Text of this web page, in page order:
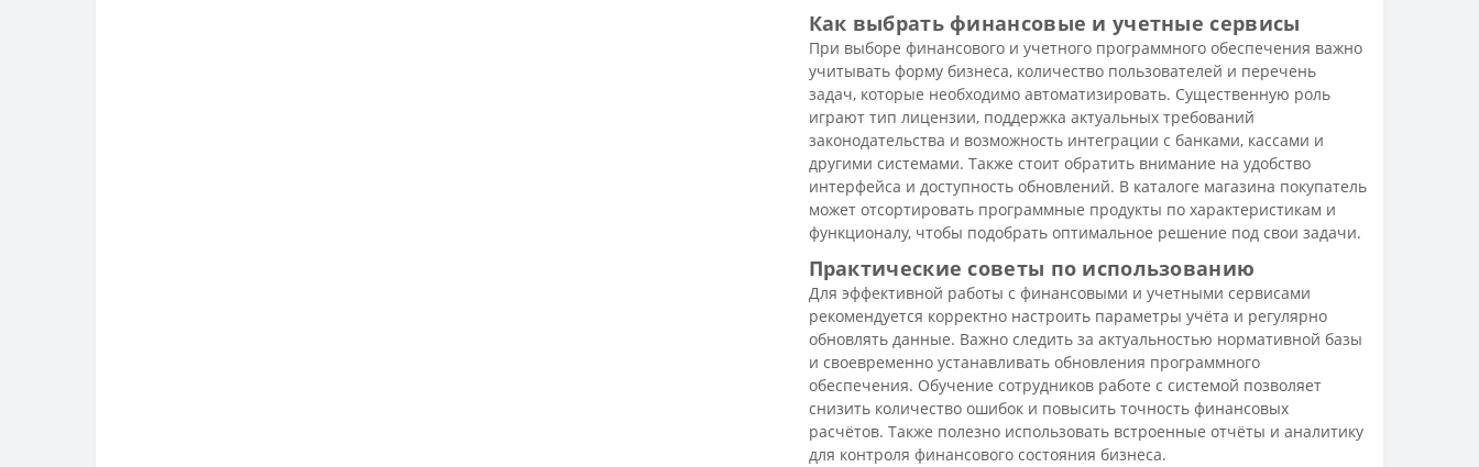
Как выбрать финансовые и учетные сервисы
При выборе финансового и учетного программного обеспечения важно
учитывать форму бизнеса, количество пользователей и перечень
задач, которые необходимо автоматизировать. Существенную роль
играют тип лицензии, поддержка актуальных требований
законодательства и возможность интеграции с банками, кассами и
другими системами. Также стоит обратить внимание на удобство
интерфейса и доступность обновлений. В каталоге магазина покупатель
может отсортировать программные продукты по характеристикам и
функционалу, чтобы подобрать оптимальное решение под свои задачи.
Практические советы по использованию
Для эффективной работы с финансовыми и учетными сервисами
рекомендуется корректно настроить параметры учёта и регулярно
обновлять данные. Важно следить за актуальностью нормативной базы
и своевременно устанавливать обновления программного
обеспечения. Обучение сотрудников работе с системой позволяет
снизить количество ошибок и повысить точность финансовых
расчётов. Также полезно использовать встроенные отчёты и аналитику
для контроля финансового состояния бизнеса.